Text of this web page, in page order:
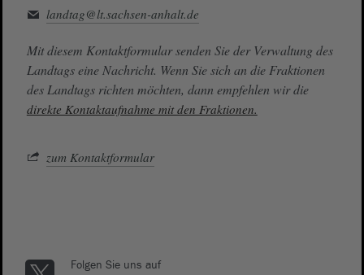
landtag@lt.sachsen-anhalt.de
Mit diesem Kontaktformular senden Sie der Verwaltung des
Landtags eine Nachricht. Wenn Sie sich an die Fraktionen
des Landtags richten möchten, dann empfehlen wir die
direkte Kontaktaufnahme mit den Fraktionen.
zum Kontaktformular
Folgen Sie uns auf